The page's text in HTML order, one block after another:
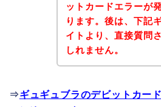
ットカードエラーが
ります。後は、下記
イトより、直接質問
しれません。
⇒ギュギュブラのデビットカー